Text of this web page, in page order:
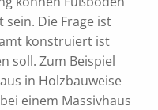
Die Frage ist
konstruiert ist
soll. Zum Beispiel
in Holzbauweise
einem Massivhaus